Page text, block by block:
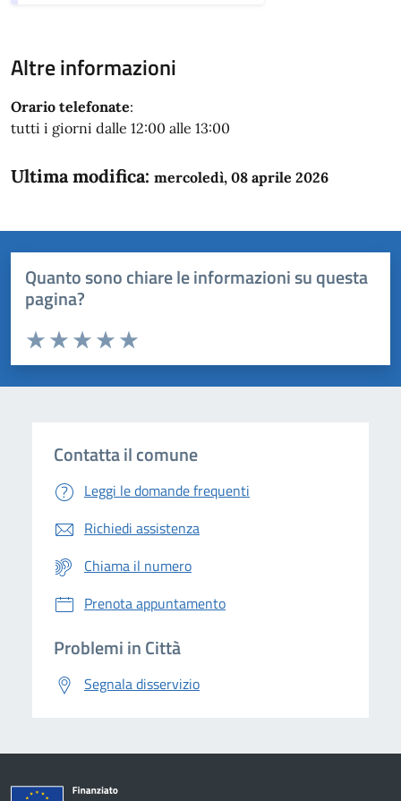
Altre informazioni
Orario telefonate:
tutti i giorni dalle 12:00 alle 13:00
Ultima modifica: mercoledì, 08 aprile 2026
Quanto sono chiare le informazioni su questa
pagina?
Domanda
Valuta da 1 a 5 stelle la pagina
Valuta 5 stelle su 5
Valuta 4 stelle su 5
Valuta 3 stelle su 5
Valuta 2 stelle su 5
Valuta 1 stelle su 5
Contatta il comune
Leggi le domande frequenti
Richiedi assistenza
Chiama il numero
Prenota appuntamento
Problemi in Città
Segnala disservizio